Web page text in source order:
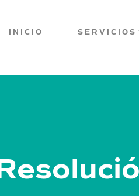
INICIO SERVICIOS